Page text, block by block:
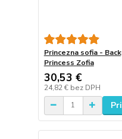
Princezna sofia -
Princess Zofia
30,53 €
24,82 € bez DPH